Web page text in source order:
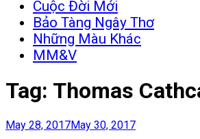
Cuộc Đời Mới
Bảo Tàng Ngây Thơ
Những Màu Khác
MM&V
Tag: Thomas
Posted
May 28, 2017May 30, 2017